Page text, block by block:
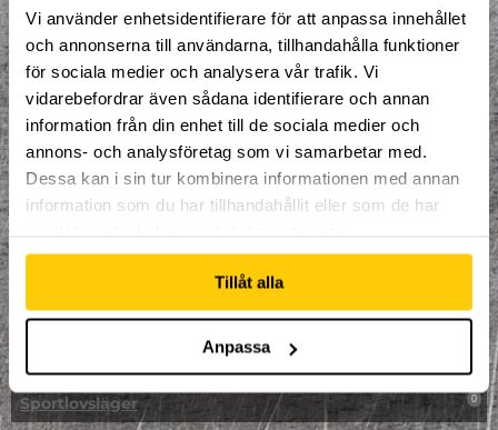
Vi använder enhetsidentifierare för att anpassa innehållet
och annonserna till användarna, tillhandahålla funktioner
för sociala medier och analysera vår trafik. Vi
vidarebefordrar även sådana identifierare och annan
information från din enhet till de sociala medier och
annons- och analysföretag som vi samarbetar med.
Dessa kan i sin tur kombinera informationen med annan
information som du har tillhandahållit eller som de har
Tillåt alla
Anpassa
Multisport
Mässa
NPF-Träning
Parkour
Påsk på Dome
Påsklovsläger 0
Skateboard 0
Sportlovsläger 0